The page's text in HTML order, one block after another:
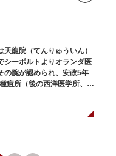
龍院（てんりゅういん）
シーボルトよりオランダ医
の腕が認められ、安政5年
痘所（後の西洋医学所、現
1871）72歳で没しまし